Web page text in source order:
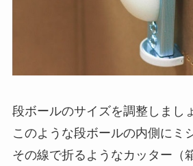
段ボールのサイズを調整しまし
このような段ボールの内側にミ
その線で折るようなカッター（